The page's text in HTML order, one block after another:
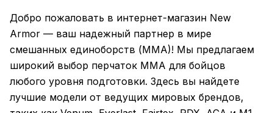
Добро пожаловать в интернет-магазин New
Armor — ваш надежный партнер в мире
смешанных единоборств (MMA)! Мы предлагаем
широкий выбор перчаток MMA для бойцов
любого уровня подготовки. Здесь вы найдете
лучшие модели от ведущих мировых брендов,